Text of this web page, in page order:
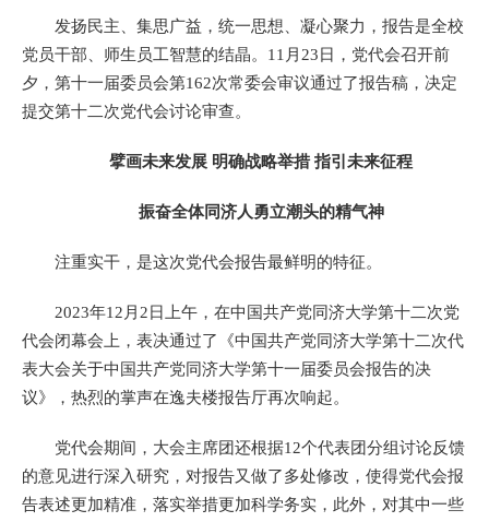
发扬民主、集思广益，统一思想、凝心聚力，报告是全校
党员干部、师生员工智慧的结晶。11月23日，党代会召开前
夕，第十一届委员会第162次常委会审议通过了报告稿，决定
提交第十二次党代会讨论审查。
擘画未来发展 明确战略举措 指引未来征程
振奋全体同济人勇立潮头的精气神
注重实干，是这次党代会报告最鲜明的特征。
2023年12月2日上午，在中国共产党同济大学第十二次党
代会闭幕会上，表决通过了《中国共产党同济大学第十二次代
表大会关于中国共产党同济大学第十一届委员会报告的决
议》，热烈的掌声在逸夫楼报告厅再次响起。
党代会期间，大会主席团还根据12个代表团分组讨论反馈
的意见进行深入研究，对报告又做了多处修改，使得党代会报
告表述更加精准，落实举措更加科学务实，此外，对其中一些